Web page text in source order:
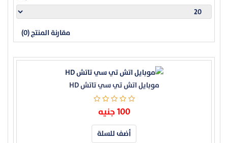
مقارنة المنتج (0)
موبايل اتش تي سي تاتش HD
100 جنيه
أضف للسلة